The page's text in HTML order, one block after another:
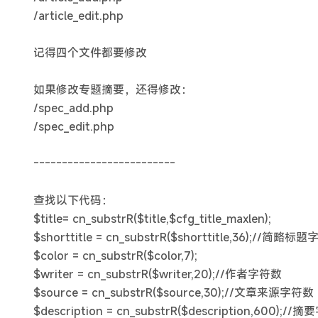
/article_edit.php
记得四个文件都要修改
如果修改专题摘要，还得修改：
/spec_add.php
/spec_edit.php
-------------------------
查找以下代码：
$title= cn_substrR($title,$cfg_title_maxlen);
$shorttitle = cn_substrR($shorttitle,36);//简略标题字
$color = cn_substrR($color,7);
$writer = cn_substrR($writer,20);//作者字符数
$source = cn_substrR($source,30);//文章来源字符数
$description = cn_substrR($description,600);//摘要